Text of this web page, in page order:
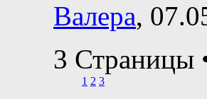
Валера,
3 Страницы
1 2 3